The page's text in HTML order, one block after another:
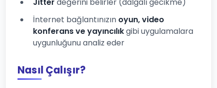
Jitter değerini belirler (dalgalı gecikme)
İnternet bağlantınızın oyun, video
konferans ve yayıncılıkgibi uygulamalara
uygunluğunu analiz eder
Nasıl Çalışır?